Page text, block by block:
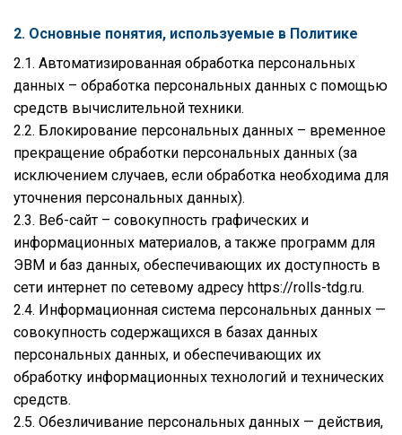
2. Основные понятия, используемые в Политике
2.1. Автоматизированная обработка персональных
данных – обработка персональных данных с помощью
средств вычислительной техники.
2.2. Блокирование персональных данных – временное
прекращение обработки персональных данных (за
исключением случаев, если обработка необходима для
уточнения персональных данных).
2.3. Веб-сайт – совокупность графических и
информационных материалов, а также программ для
ЭВМ и баз данных, обеспечивающих их доступность в
сети интернет по сетевому адресу https://rolls-tdg.ru.
2.4. Информационная система персональных данных —
совокупность содержащихся в базах данных
персональных данных, и обеспечивающих их
обработку информационных технологий и технических
средств.
2.5. Обезличивание персональных данных — действия,